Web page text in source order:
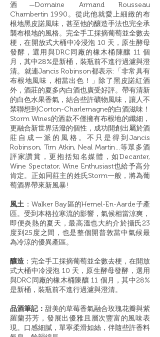
酒—Domaine Armand Rousseau
Chambertin 1990。從此他就愛上細緻的布
根地黑皮諾風味，甚至他的釀造手法也完全承
襲布根地的風格。完全手工採摘葡萄並全數去
梗，在開放式大桶中冷浸泡 10 天，原生酵母
發酵，選用與DRC同廠的橡木桶陳釀 11 個
月，其中28%是新桶，裝瓶前不進行過濾與澄
清。就連Jancis Robinson都表示:「非常具有
布根地風味，相當出色！」除了黑皮諾紅酒
外，酒莊的夏多內白酒也廣受好評。帶有清新
的白色水果香氣，結合些許礦物風味，讓人不
禁聯想到Corton-Charlemagne的白酒滋味！
Storm Wines的酒款不僅擁有布根地的纖細，
更融合新世界活潑的個性，成功開創出屬於酒
莊自成一派的風格。不只是得到Jancis
Robinson, Tim Atkin, Neal Martin…等眾多酒
評家讚賞，更抱括知名媒體，如Decanter,
Wine Spectator, Wine Enthusiast也給予高分
肯定。正如同莊主的姓氏Storm一般，將為葡
萄酒界帶來新風暴!
風土 ：Walker Bay區的Hemel-En-Aarde子產
區。受到本格拉寒流的影響，氣候相當涼爽，
即便炎熱的夏天，最高溫也大約介於攝氏23
度到25度之間，也是整個開普敦當中氣候最
為冷涼的優異產區。
釀造 ：完全手工採摘葡萄並全數去梗，在開放
式大桶中冷浸泡 10 天，原生酵母發酵，選用
與DRC同廠的橡木桶陳釀 11 個月，其中28%
是新桶，裝瓶前不進行過濾與澄清。
品酒筆記： 甜美的草莓香氣融合玫瑰花瓣與紫
羅蘭芬芳，發展出優雅且層次豐富的風味表
現。口感細膩，單寧柔滑如絲，伴隨些許香料